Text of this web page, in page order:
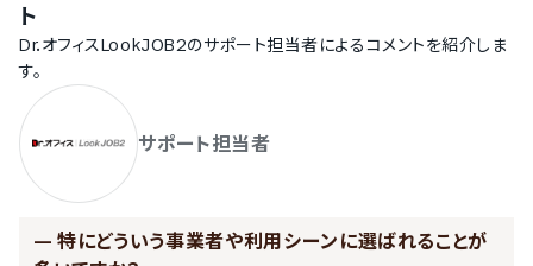
スペイン語
インドネシア語
ベトナム語
IT導入補助金
IT導入補助金対象
ト
Dr.オフィスLookJOB2のサポート担当者によるコメントを紹介しま
す。
サポート担当者
— 特にどういう事業者や利用シーンに選ばれることが